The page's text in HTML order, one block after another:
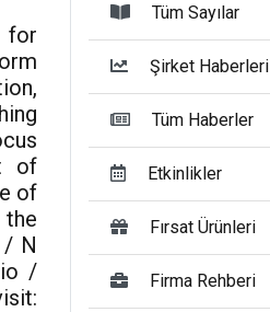
for
of
of
the
/ N
/
Tüm Sayılar
Şirket Haberleri
Tüm Haberler
Etkinlikler
Fırsat Ürünleri
Firma Rehberi